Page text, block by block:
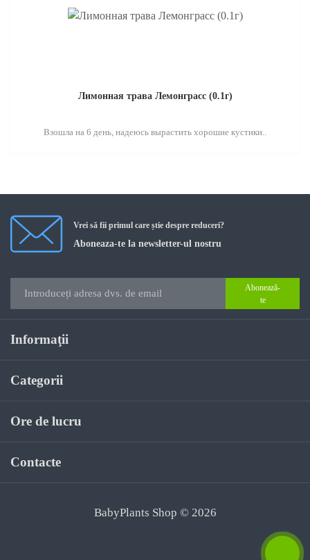
Лимонная трава Лемонграсс (0.1г)
Взошла на 6 день, надеюсь вырастить хорошие кустики..
Vrei să fii primul care știe despre reduceri?
Aboneaza-te la newsletter-ul nostru
Abonează-
te
Informaţii
Categorii
Ore de lucru
Contacte
BabyPlants Shop © 2026